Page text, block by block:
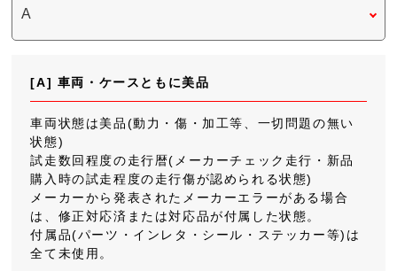
[A] 車両・ケースともに美品
車両状態は美品(動力・傷・加工等、一切問題の無い
状態)
試走数回程度の走行暦(メーカーチェック走行・新品
購入時の試走程度の走行傷が認められる状態)
メーカーから発表されたメーカーエラーがある場合
は、修正対応済または対応品が付属した状態。
付属品(パーツ・インレタ・シール・ステッカー等)は
全て未使用。